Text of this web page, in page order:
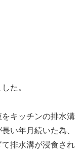
た。
キッチンの排水溝
い年月続いた為、
排水溝が浸食され